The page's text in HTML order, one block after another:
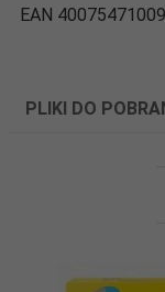
EAN
PLIKI DO